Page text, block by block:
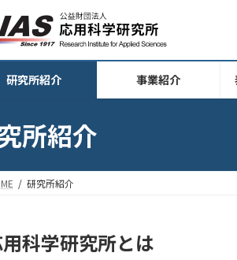
研究所紹介 事業紹介
所紹介
研究所紹介
科学研究所とは